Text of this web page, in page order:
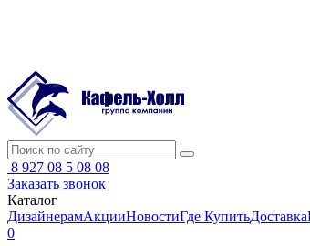
8 927 08 5 08 08
Заказать звонок
Каталог
ДизайнерамАкцииНовостиГде КупитьДоставка
0